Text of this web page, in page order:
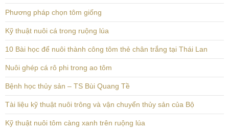
Phương pháp chọn tôm giống
Kỹ thuật nuôi cá trong ruộng lúa
10 Bài học để nuôi thành công tôm thẻ chân trắng tại Thái Lan
Nuôi ghép cá rô phi trong ao tôm
Bệnh học thủy sản – TS Bùi Quang Tề
Tài liệu kỹ thuật nuôi trông và vận chuyển thủy sản của Bộ
Kỹ thuật nuôi tôm càng xanh trên ruộng lúa